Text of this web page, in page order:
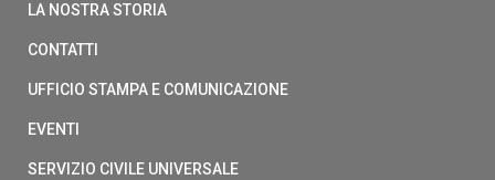
LA NOSTRA STORIA
CONTATTI
UFFICIO STAMPA E COMUNICAZIONE
EVENTI
SERVIZIO CIVILE UNIVERSALE